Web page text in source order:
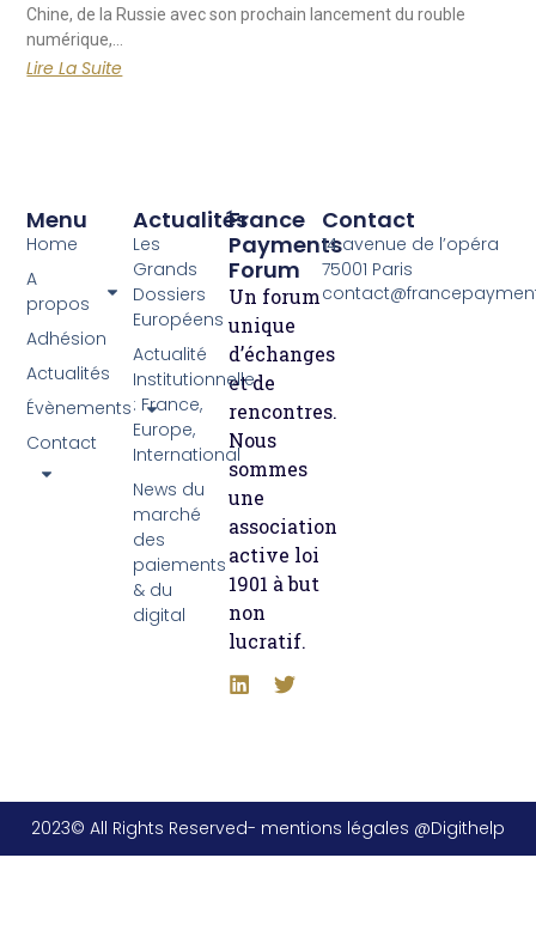
Chine, de la Russie avec son prochain lancement du rouble
numérique,…
Lire La Suite
France
Payments
Forum
Un forum
unique
d’échanges
et de
rencontres.
Nous
sommes
une
association
active loi
1901 à but
non
lucratif.
Actualités
Les
Grands
Dossiers
Européens
Actualité
Institutionnelle
: France,
Europe,
International
News du
marché
des
paiements
& du
digital
Menu
Home
A
propos
Adhésion
Actualités
Évènements
Contact
Contact
14 avenue de l’opéra
75001 Paris
2023© All Rights Reserved- mentions légales @Digithelp